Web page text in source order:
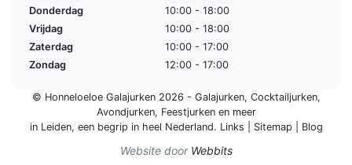
Donderdag
10:00 - 18:00
Vrijdag
10:00 - 18:00
Zaterdag
10:00 - 17:00
Zondag
12:00 - 17:00
© Honneloeloe Galajurken 2026 - Galajurken, Cocktailjurken,
Avondjurken, Feestjurkenen meer
in Leiden, een begrip in heel Nederland. Links Sitemap Blog
Website door Webbits